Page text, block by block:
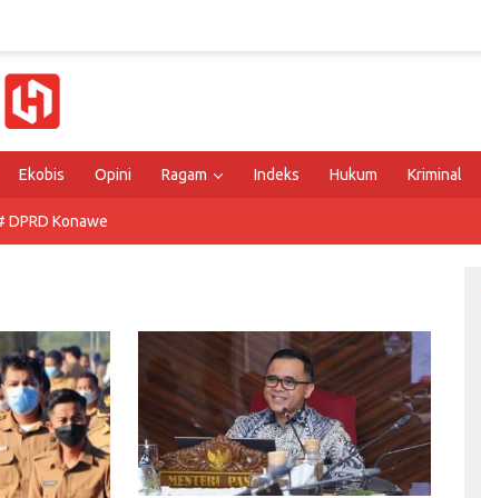
Ekobis Opini Ragam Indeks Hukum Kriminal
DPRD Konawe